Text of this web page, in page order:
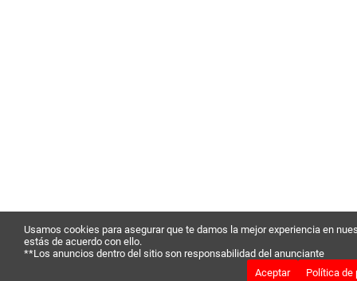
Usamos cookies para asegurar que te damos la mejor experiencia en
estás de acuerdo con ello.
**Los anuncios dentro del sitio son responsabilidad del anunciante
Aceptar
Política de